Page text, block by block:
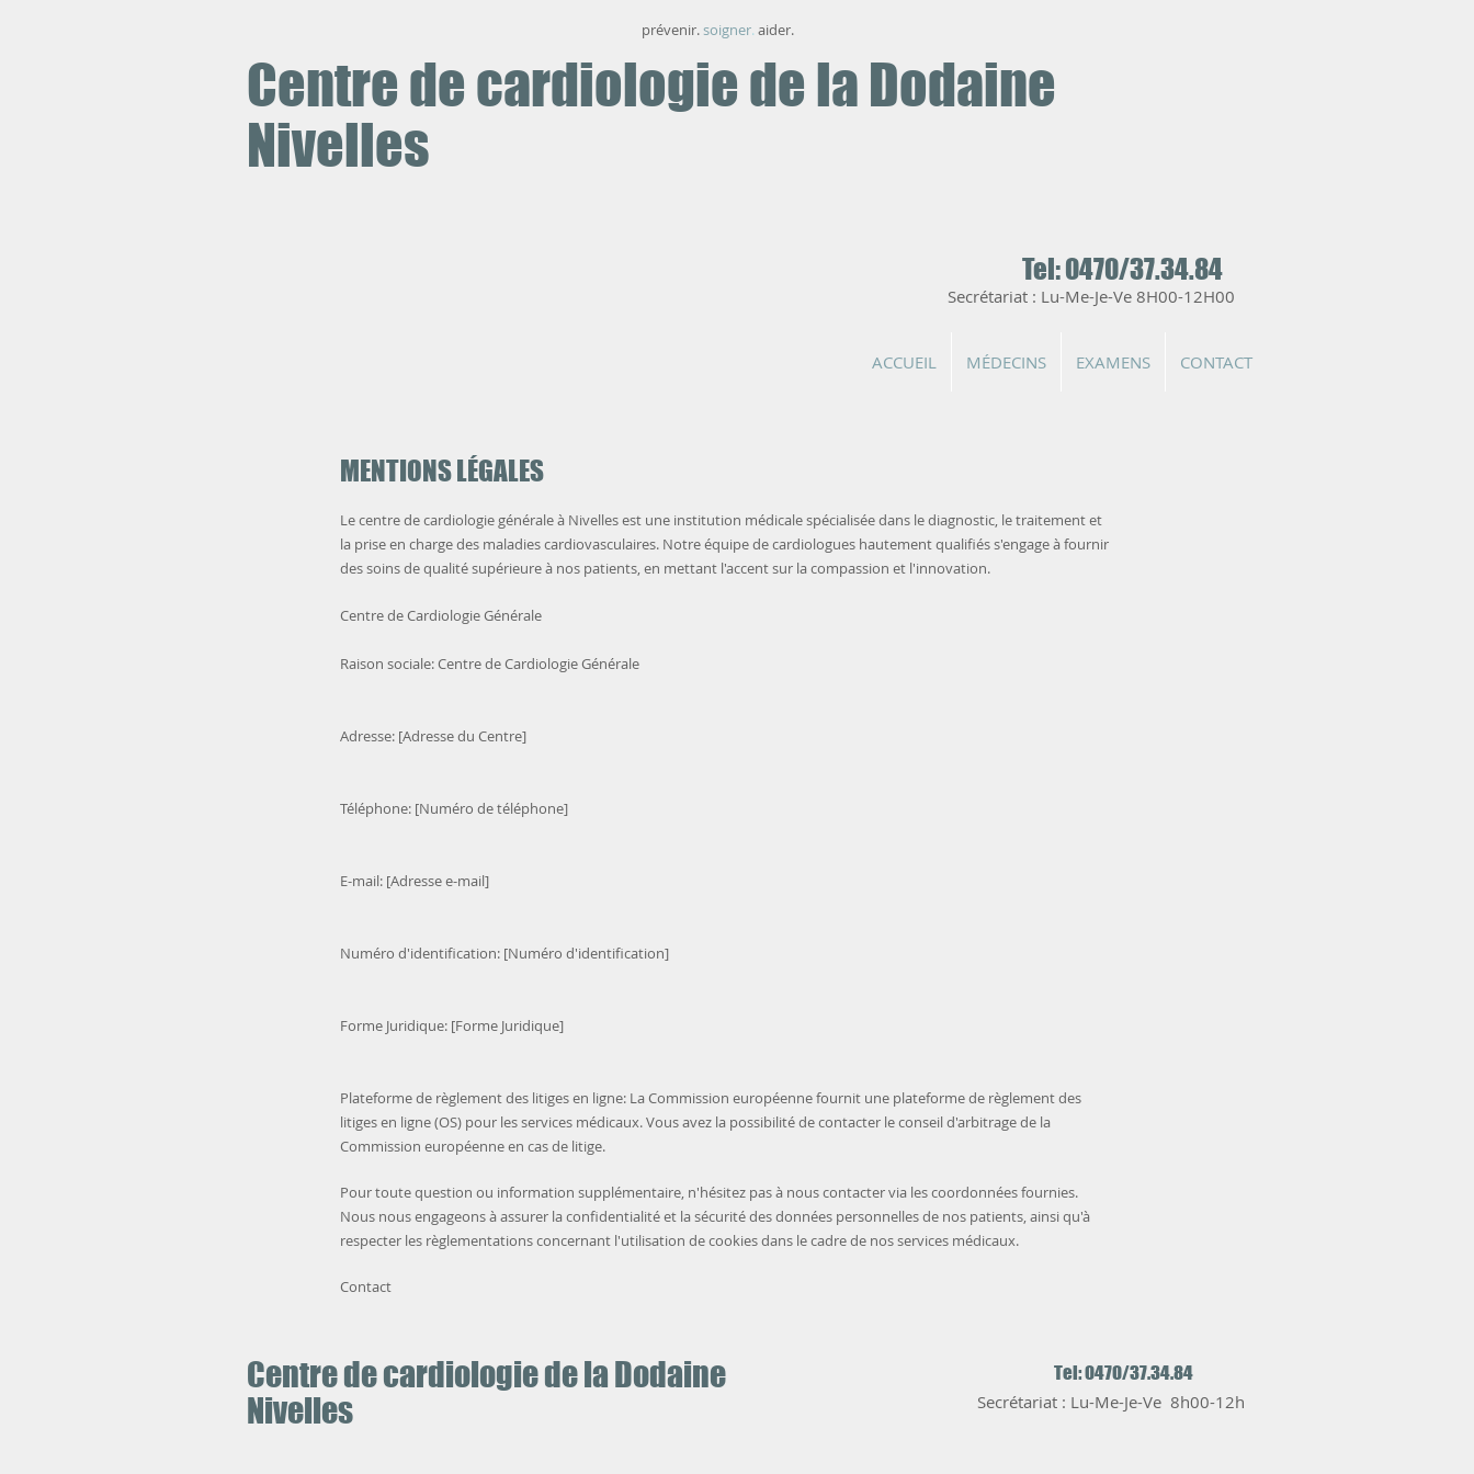
prévenir.soigner. aider.
Centre de cardiologie de la Dodaine
Nivelles
Tel: 0470/37.34.84
Secrétariat : Lu-Me-Je-Ve 8H00-12H00
ACCUEIL MÉDECINS EXAMENS CONTACT
MENTIONS LÉGALES
Le centre de cardiologie générale à Nivelles est une institution médicale spécialisée dans le diagnostic, le traitement et
la prise en charge des maladies cardiovasculaires. Notre équipe de cardiologues hautement qualifiés s'engage à fournir
des soins de qualité supérieure à nos patients, en mettant l'accent sur la compassion et l'innovation.
Centre de Cardiologie Générale
Raison sociale: Centre de Cardiologie Générale
Adresse: [Adresse du Centre]
Téléphone: [Numéro de téléphone]
E-mail: [Adresse e-mail]
Numéro d'identification: [Numéro d'identification]
Forme Juridique: [Forme Juridique]
Plateforme de règlement des litiges en ligne: La Commission européenne fournit une plateforme de règlement des
litiges en ligne (OS) pour les services médicaux. Vous avez la possibilité de contacter le conseil d'arbitrage de la
Commission européenne en cas de litige.
Pour toute question ou information supplémentaire, n'hésitez pas à nous contacter via les coordonnées fournies.
Nous nous engageons à assurer la confidentialité et la sécurité des données personnelles de nos patients, ainsi qu'à
respecter les règlementations concernant l'utilisation de cookies dans le cadre de nos services médicaux.
Contact
Centre de cardiologie de la Dodaine
Nivelles
Tel: 0470/37.34.84
Secrétariat : Lu-Me-Je-Ve 8h00-12h